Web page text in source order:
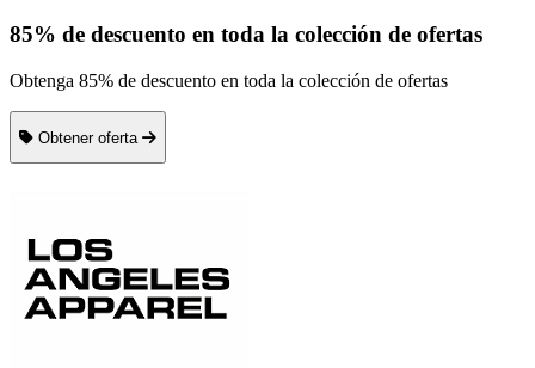
85% de descuento en toda la colección de ofertas
Obtenga 85% de descuento en toda la colección de ofertas
Obtener oferta